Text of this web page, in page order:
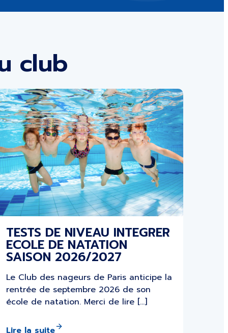
club
TESTS DE NIVEAU INTEGRER
ECOLE DE NATATION
SAISON 2026/2027
Le Club des nageurs de Paris anticipe la
rentrée de septembre 2026 de son
école de natation. Merci de lire […]
Lire la suite